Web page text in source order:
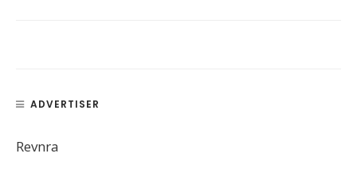
ADVERTISER
Revnra